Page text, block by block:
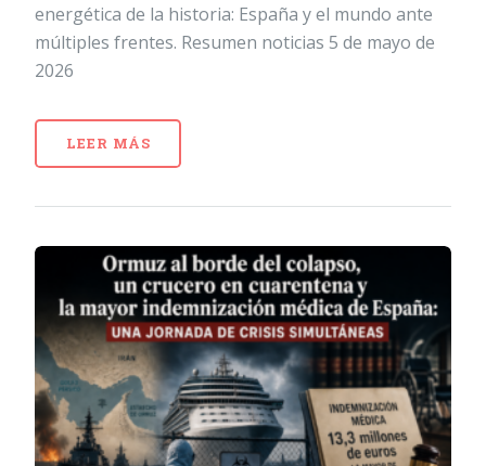
energética de la historia: España y el mundo ante
múltiples frentes. Resumen noticias 5 de mayo de
2026
LEER MÁS